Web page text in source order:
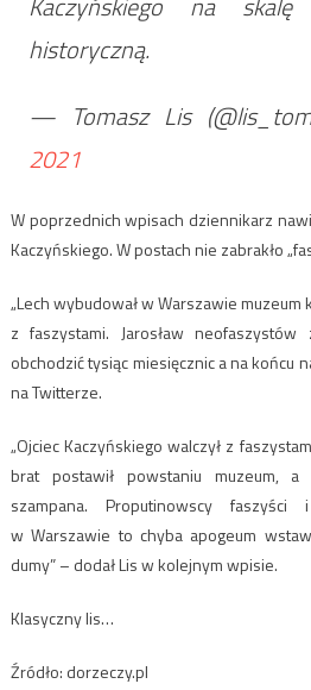
historyczną.
— Tomasz Lis
2021
W poprzednich wpisach dziennikarz
Kaczyńskiego. W postach nie zabrakło
„Lech wybudował w Warszawie
z faszystami. Jarosław
obchodzić tysiąc miesięcznic a na końcu
na Twitterze.
„Ojciec Kaczyńskiego walczył z
brat postawił powstaniu muzeum, a
szampana. Proputinowscy
w Warszawie to chyba apogeum
dumy” – dodał Lis w kolejnym wpisie.
Klasyczny lis…
Źródło: dorzeczy.pl